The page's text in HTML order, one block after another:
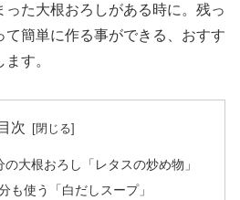
た大根おろしがある時に。残っ
て簡単に作る事ができる、おすす
す。
目次
大根おろし「レタスの炒め物」
も使う「白だしスープ」